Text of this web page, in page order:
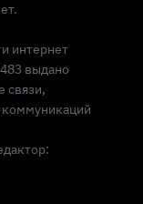
интернет
выдано
связи,